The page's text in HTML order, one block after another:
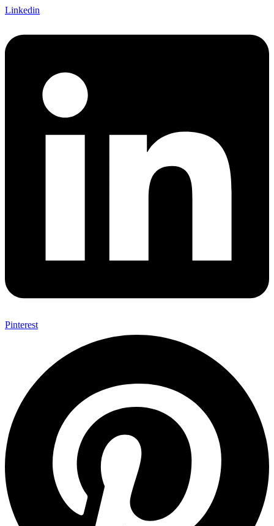
Linkedin
Pinterest